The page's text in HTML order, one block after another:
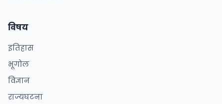
विषय
इतिहास
भूगोल
विज्ञान
राज्यघटना